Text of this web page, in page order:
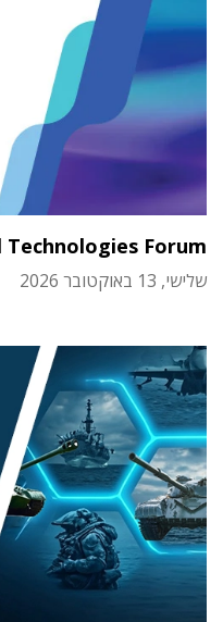
Technologies Forum
שלישי, 13 באוקטובר 2026